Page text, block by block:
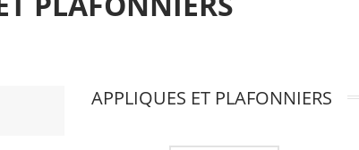
APPLIQUES ET PLAFONNIERS